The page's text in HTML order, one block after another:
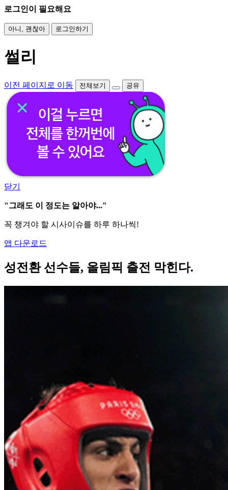
로그인이 필요해요
아니, 괜찮아 로그인하기
썰리
이전 페이지로 이동 전체보기 공유
닫기
"그래도 이 정도는 알아야..."
꼭 챙겨야 할 시사이슈를 하루 하나씩!
앱 다운로드
성전환 선수들, 올림픽 출전 막힌다.